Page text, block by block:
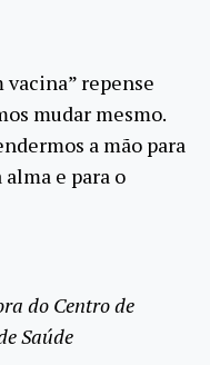
vacina” repense
mudar mesmo.
a mão para
alma e para o
do Centro de
Saúde